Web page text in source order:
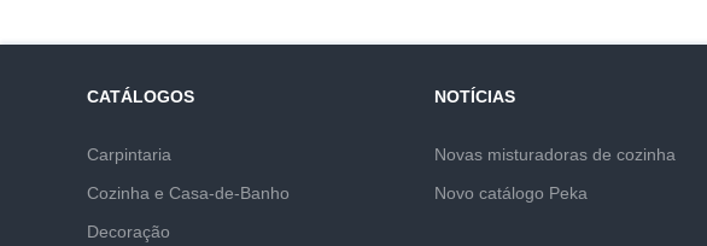
CATÁLOGOS
Carpintaria
Cozinha e Casa-de-Banho
Decoração
NOTÍCIAS
Novas misturadoras de cozinha
Novo catálogo Peka